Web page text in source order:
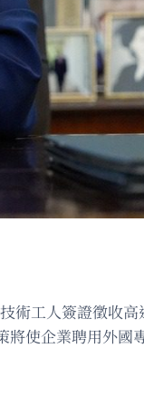
工人簽證徵收
使企業聘用外